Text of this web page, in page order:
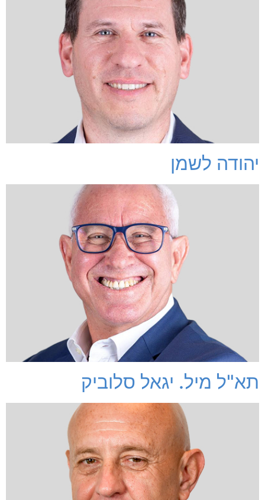
יהודה לשמן
תא"ל מיל. יגאל סלוביק